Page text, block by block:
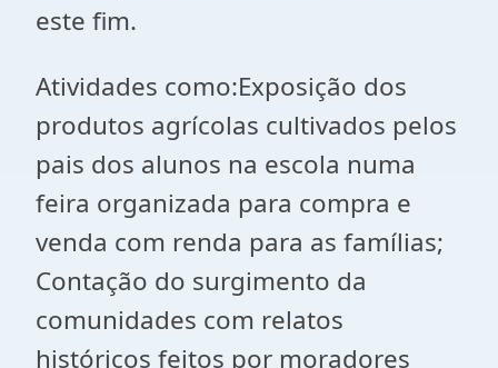
este fim.
Atividades como:Exposição dos
produtos agrícolas cultivados pelos
pais dos alunos na escola numa
feira organizada para compra e
venda com renda para as famílias;
Contação do surgimento da
comunidades com relatos
históricos feitos por moradores